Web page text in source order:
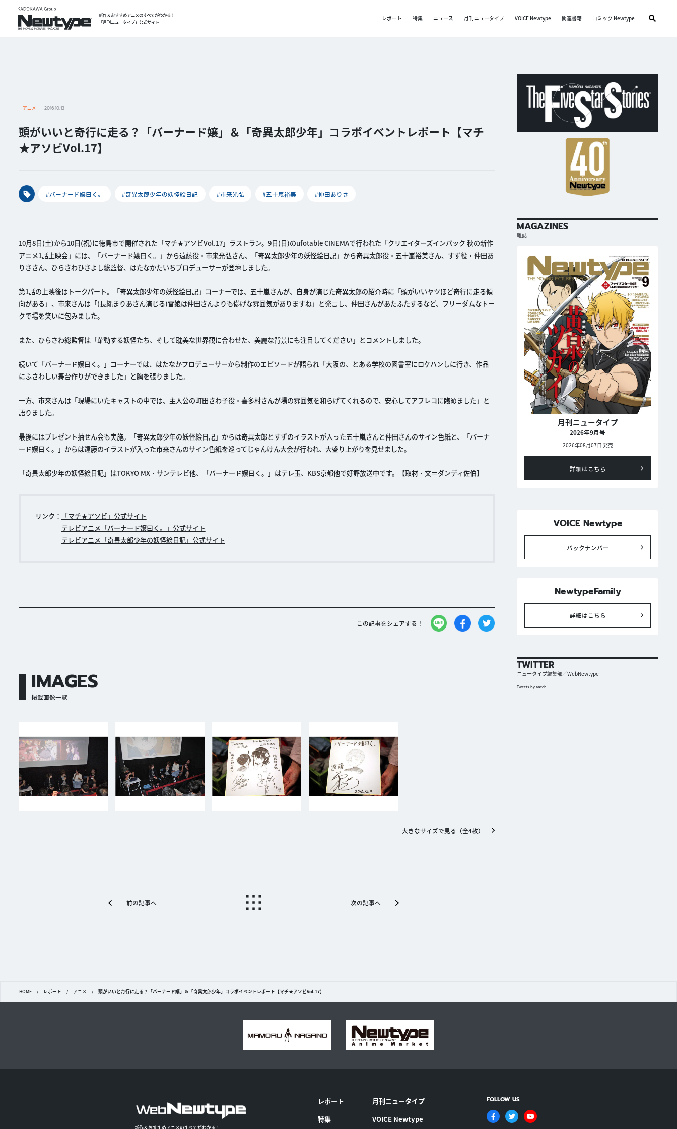
新作＆おすすめアニメのすべてがわかる！
「月刊ニュータイプ」公式サイト
レポート 特集 ニュース 月刊ニュータイプ VOICE Newtype 関連書籍 コミック Newtype
アニメ 2016.10.13
頭がいいと奇行に走る？「バーナード嬢」＆「奇異太郎少年」コラボイベントレポート【マチ
★アソビVol.17】
#バーナード嬢曰く。 #奇異太郎少年の妖怪絵日記 #市来光弘 #五十嵐裕美 #仲田ありさ
10月8日(土)から10日(祝)に徳島市で開催された「マチ★アソビVol.17」ラストラン。9日(日)のufotable CINEMAで行われた「クリエイターズインパック 秋の新作
アニメ1話上映会」には、「バーナード嬢曰く。」から遠藤役・市来光弘さん、「奇異太郎少年の妖怪絵日記」から奇異太郎役・五十嵐裕美さん、すず役・仲田あ
りささん、ひらさわひさよし総監督、はたなかたいちプロデューサーが登壇しました。
第1話の上映後はトークパート。「奇異太郎少年の妖怪絵日記」コーナーでは、五十嵐さんが、自身が演じた奇異太郎の紹介時に「頭がいいヤツほど奇行に走る傾
向がある」、市来さんは「(長縄まりあさん演じる)雪娘は仲田さんよりも儚げな雰囲気がありますね」と発言し、仲田さんがあたふたするなど、フリーダムなトー
クで場を笑いに包みました。
また、ひらさわ総監督は「躍動する妖怪たち、そして耽美な世界観に合わせた、美麗な背景にも注目してください」とコメントしました。
続いて「バーナード嬢曰く。」コーナーでは、はたなかプロデューサーから制作のエピソードが語られ「大阪の、とある学校の図書室にロケハンしに行き、作品
にふさわしい舞台作りができました」と胸を張りました。
一方、市来さんは「現場にいたキャストの中では、主人公の町田さわ子役・喜多村さんが場の雰囲気を和らげてくれるので、安心してアフレコに臨めました」と
語りました。
最後にはプレゼント抽せん会も実施。「奇異太郎少年の妖怪絵日記」からは奇異太郎とすずのイラストが入った五十嵐さんと仲田さんのサイン色紙と、「バーナ
ード嬢曰く。」からは遠藤のイラストが入った市来さんのサイン色紙を巡ってじゃんけん大会が行われ、大盛り上がりを見せました。
「奇異太郎少年の妖怪絵日記」はTOKYO MX・サンテレビ他、「バーナード嬢曰く。」はテレ玉、KBS京都他で好評放送中です。【取材・文＝ダンディ佐伯】
リンク：
「マチ★アソビ」公式サイト
テレビアニメ「バーナード嬢曰く。」公式サイト
テレビアニメ「奇異太郎少年の妖怪絵日記」公式サイト
この記事をシェアする！
IMAGES
掲載画像一覧
大きなサイズで見る（全4枚）
前の記事へ 次の記事へ
MAGAZINES
雑誌
月刊ニュータイプ
2026年9月号
2026年08月07日 発売
詳細はこちら
VOICE Newtype
バックナンバー
NewtypeFamily
詳細はこちら
TWITTER
ニュータイプ編集部／WebNewtype
Tweets by antch
HOME / レポート / アニメ / 頭がいいと奇行に走る？「バーナード嬢」＆「奇異太郎少年」コラボイベントレポート【マチ★アソビVol.17】
レポート
特集
月刊ニュータイプ
VOICE Newtype
FOLLOW US